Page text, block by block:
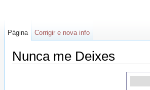
Nunca me Deixes
Página Corrigir e nova info